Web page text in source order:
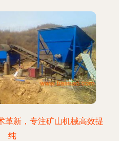
革新，专注矿山机械高效提
纯